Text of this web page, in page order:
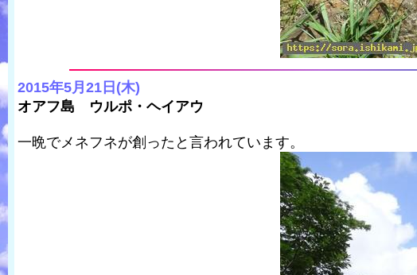
2015年5月21日(木)
オアフ島 ウルポ・ヘイアウ
一晩でメネフネが創ったと言われています。